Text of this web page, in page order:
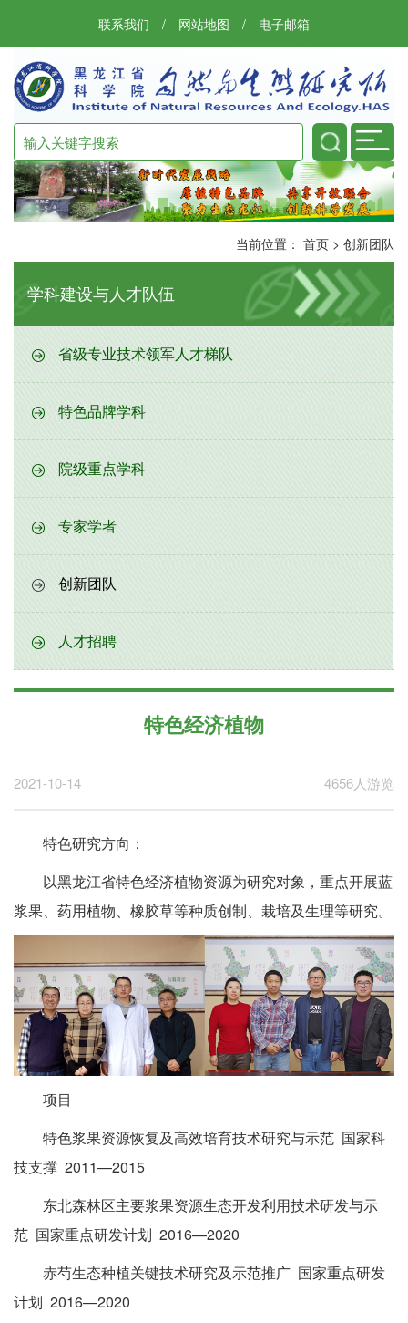
联系我们 / 网站地图 / 电子邮箱
当前位置： 首页 > 创新团队
学科建设与人才队伍
省级专业技术领军人才梯队
特色品牌学科
院级重点学科
专家学者
创新团队
人才招聘
特色经济植物
2021-10-14 4656人游览
特色研究方向：
以黑龙江省特色经济植物资源为研究对象，重点开展蓝
浆果、药用植物、橡胶草等种质创制、栽培及生理等研究。
项目
特色浆果资源恢复及高效培育技术研究与示范 国家科
技支撑 2011—2015
东北森林区主要浆果资源生态开发利用技术研发与示
范 国家重点研发计划 2016—2020
赤芍生态种植关键技术研究及示范推广 国家重点研发
计划 2016—2020